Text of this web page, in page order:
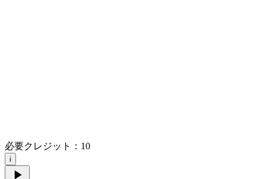
必要クレジット： 10
i